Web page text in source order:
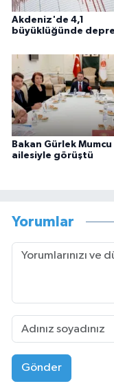
Akdeniz'de 4,1
büyüklüğünde
Bakan Gürlek Mumcu
ailesiyle görüştü
Yorumlar
Gönder